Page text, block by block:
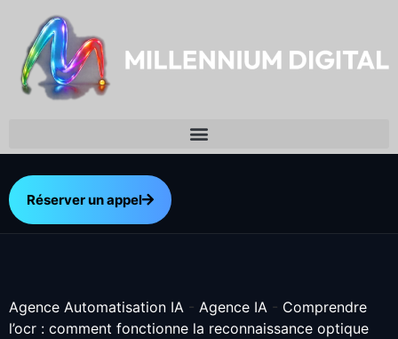
Réserver un appel
Agence Automatisation IA - Agence IA - Comprendre
l’ocr : comment fonctionne la reconnaissance optique